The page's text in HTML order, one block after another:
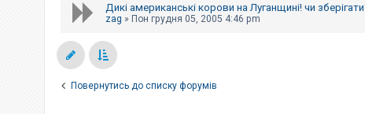
Дикі американські корови на Луганщині! чи
zag » Пон грудня 05, 2005 4:46 pm
Повернутись до списку форумів